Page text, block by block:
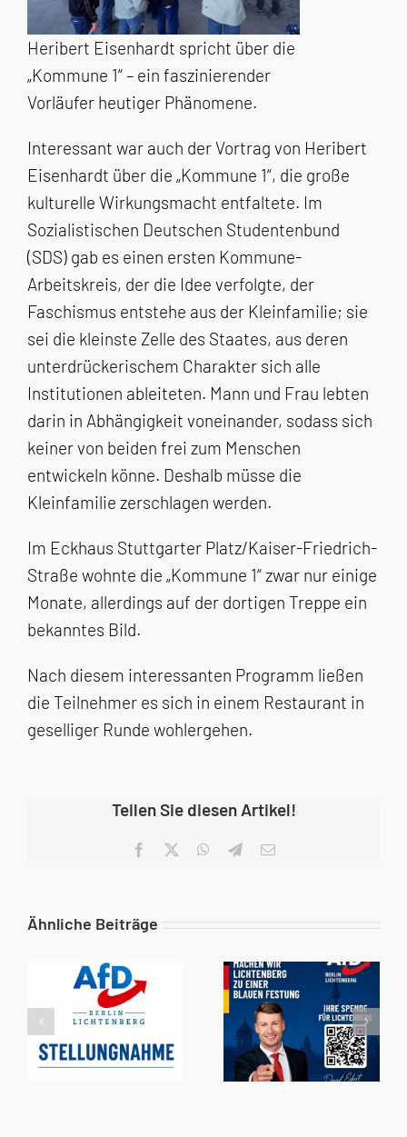
Heribert Eisenhardt spricht über die
„Kommune 1“ – ein faszinierender
Vorläufer heutiger Phänomene.
Interessant war auch der Vortrag von Heribert
Eisenhardt über die „Kommune 1“, die große
kulturelle Wirkungsmacht entfaltete. Im
Sozialistischen Deutschen Studentenbund
(SDS) gab es einen ersten Kommune-
Arbeitskreis, der die Idee verfolgte, der
Faschismus entstehe aus der Kleinfamilie; sie
sei die kleinste Zelle des Staates, aus deren
unterdrückerischem Charakter sich alle
Institutionen ableiteten. Mann und Frau lebten
darin in Abhängigkeit voneinander, sodass sich
keiner von beiden frei zum Menschen
entwickeln könne. Deshalb müsse die
Kleinfamilie zerschlagen werden.
Im Eckhaus Stuttgarter Platz/Kaiser-Friedrich-
Straße wohnte die „Kommune 1“ zwar nur einige
Monate, allerdings auf der dortigen Treppe ein
bekanntes Bild.
Nach diesem interessanten Programm ließen
die Teilnehmer es sich in einem Restaurant in
geselliger Runde wohlergehen.
Teilen Sie diesen Artikel!
Facebook WhatsApp
Telegram
E-
Ähnliche Beiträge